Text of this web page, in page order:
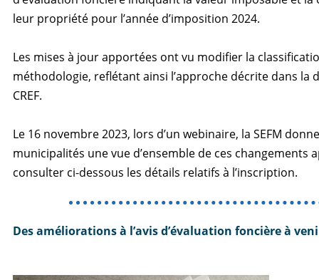
leur propriété pour l’année d’imposition 2024.
Les mises à jour apportées ont vu modifier la
méthodologie, reflétant ainsi l’approche décrite dans la
CREF.
Le 16 novembre 2023, lors d’un webinaire, la SEFM
municipalités une vue d’ensemble de ces changements
consulter ci-dessous les détails relatifs à l’inscription.
Des améliorations à l’avis d’évaluation foncière à